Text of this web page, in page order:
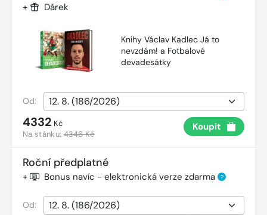
+ Dárek
Knihy Václav Kadlec Já to
nevzdám! a Fotbalové
devadesátky
Od:
4332 Kč
Na stánku:4346 Kč
Koupit
Roční předplatné
+ Bonus navíc - elektronická verze zdarma ?
Od: